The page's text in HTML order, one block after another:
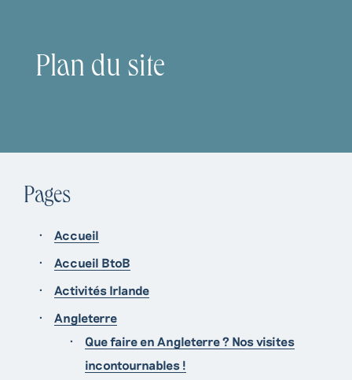
Plan du site
Pages
Accueil
Accueil BtoB
Activités Irlande
Angleterre
Que faire en Angleterre ? Nos visites
incontournables !